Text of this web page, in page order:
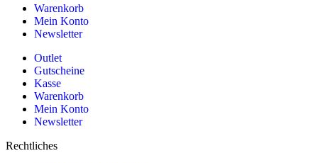
Warenkorb
Mein Konto
Newsletter
Outlet
Gutscheine
Kasse
Warenkorb
Mein Konto
Newsletter
Rechtliches